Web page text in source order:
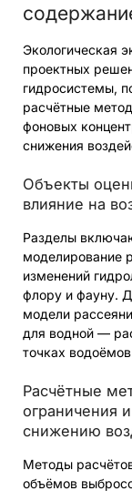
Экологическая
проектных
гидросистемы,
расчётные
фоновых
снижения
Объекты
влияние на
Разделы
моделирование
изменений
флору и фауну.
модели
для водной —
точках
Расчётные
ограничения
снижению
Методы
объёмов